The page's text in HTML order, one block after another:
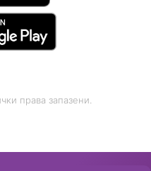
права запазени.